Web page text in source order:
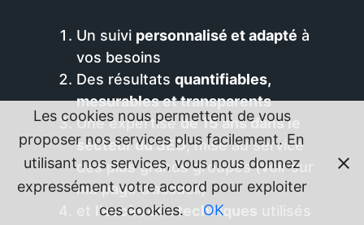
Un suivi personnalisé et adapté à
vos besoins
Des résultats quantifiables,
mesurables et transparents
Une expertisede 15 ans dans le
secteur du SEO, mise au service
des plus grands groupes (voir sur
ma page d’accueil)
l’accès des techniques
Les cookies nous permettent de vous
proposer nos services plus facilement. En
utilisant nos services, vous nous donnez
expressément votre accord pour exploiter
ces cookies.
OK